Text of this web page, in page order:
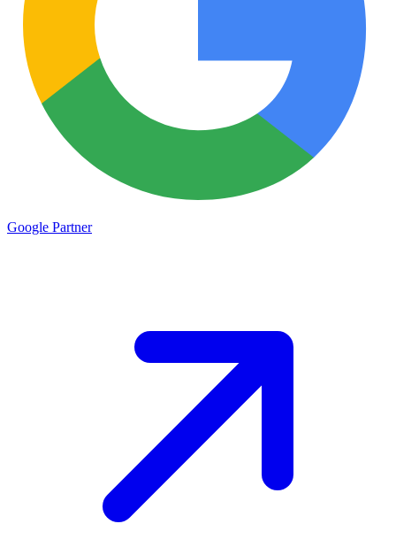
Google Partner